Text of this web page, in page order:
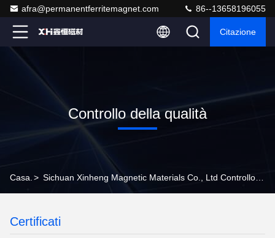
afra@permanentferritemagnet.com 86--13658196055
Citazione
Controllo della qualità
Casa. >
Certificati